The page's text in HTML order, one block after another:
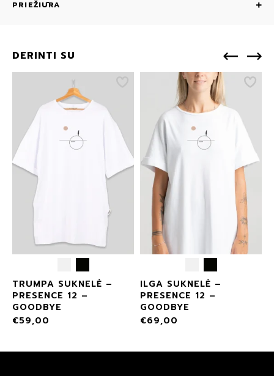
PRIEŽIŪRA
DERINTI SU
TRUMPA SUKNELĖ –
PRESENCE 12 –
GOODBYE
€59,00
ILGA SUKNELĖ –
PRESENCE 12 –
GOODBYE
€69,00